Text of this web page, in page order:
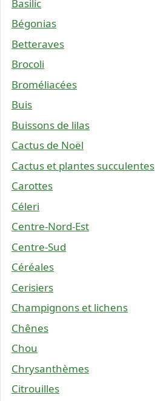
Basilic
Bégonias
Betteraves
Brocoli
Broméliacées
Buis
Buissons de lilas
Cactus de Noël
Cactus et plantes succulentes
Carottes
Céleri
Centre-Nord-Est
Centre-Sud
Céréales
Cerisiers
Champignons et lichens
Chênes
Chou
Chrysanthèmes
Citrouilles